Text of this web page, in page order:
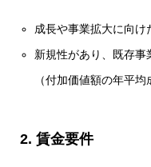
成長や事業拡大に向け
新規性があり、既存事
（付加価値額の年平均
2. 賃金要件